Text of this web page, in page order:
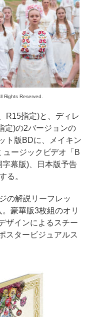
Rights Reserved.
R15指定)と、ディレ
定)の2バージョンの
ト版BDに、メイキン
ージックビデオ「B
幕版)、日本版予告
る。
の解説リーフレッ
豪華版3枚組のオリ
ザインによるスチー
スタービジュアルス